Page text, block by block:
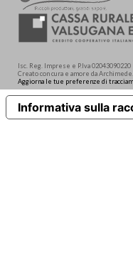
Isc. Reg. Imprese e P.Iva
Creato con cura e amore da
Aggiorna le tue preferenze di
Informativa sulla